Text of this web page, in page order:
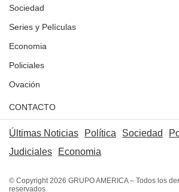
Sociedad
Series y Películas
Economia
Policiales
Ovación
CONTACTO
Últimas Noticias Política Sociedad
Judiciales
Economia
© Copyright 2026 GRUPO AMERICA – Todos los
reservados